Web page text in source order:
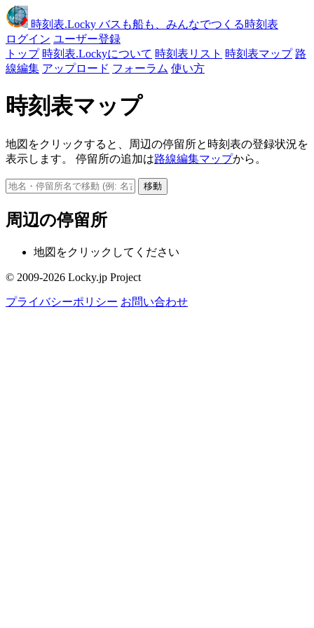
時刻表.Locky バスも船も、みんなでつくる時刻表
ログイン ユーザー登録
トップ 時刻表.Lockyについて 時刻表リスト 時刻表マップ 路
線編集 アップロード フォーラム 使い方
時刻表マップ
地図をクリックすると、周辺の停留所と時刻表の登録状況を
表示します。 停留所の追加は路線編集マップから。
移動
周辺の停留所
地図をクリックしてください
© 2009-2026 Locky.jp Project
プライバシーポリシー お問い合わせ